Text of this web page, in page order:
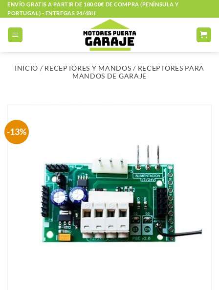
Saltar
al
contenido
ENVÍO GRATIS A PARTIR DE 180,00€ DE COMPRA (PENÍNSULA Y
PORTUGAL) - ENTREGAS 24/48H
INICIO / RECEPTORES Y MANDOS / RECEPTORES PARA
MANDOS DE GARAJE
-13%